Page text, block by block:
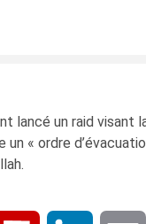
lancé un raid visant
un « ordre